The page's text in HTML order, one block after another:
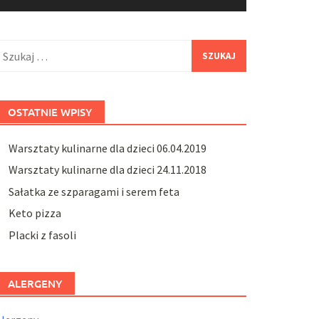
OSTATNIE WPISY
Warsztaty kulinarne dla dzieci 06.04.2019
Warsztaty kulinarne dla dzieci 24.11.2018
Sałatka ze szparagami i serem feta
Keto pizza
Placki z fasoli
ALERGENY